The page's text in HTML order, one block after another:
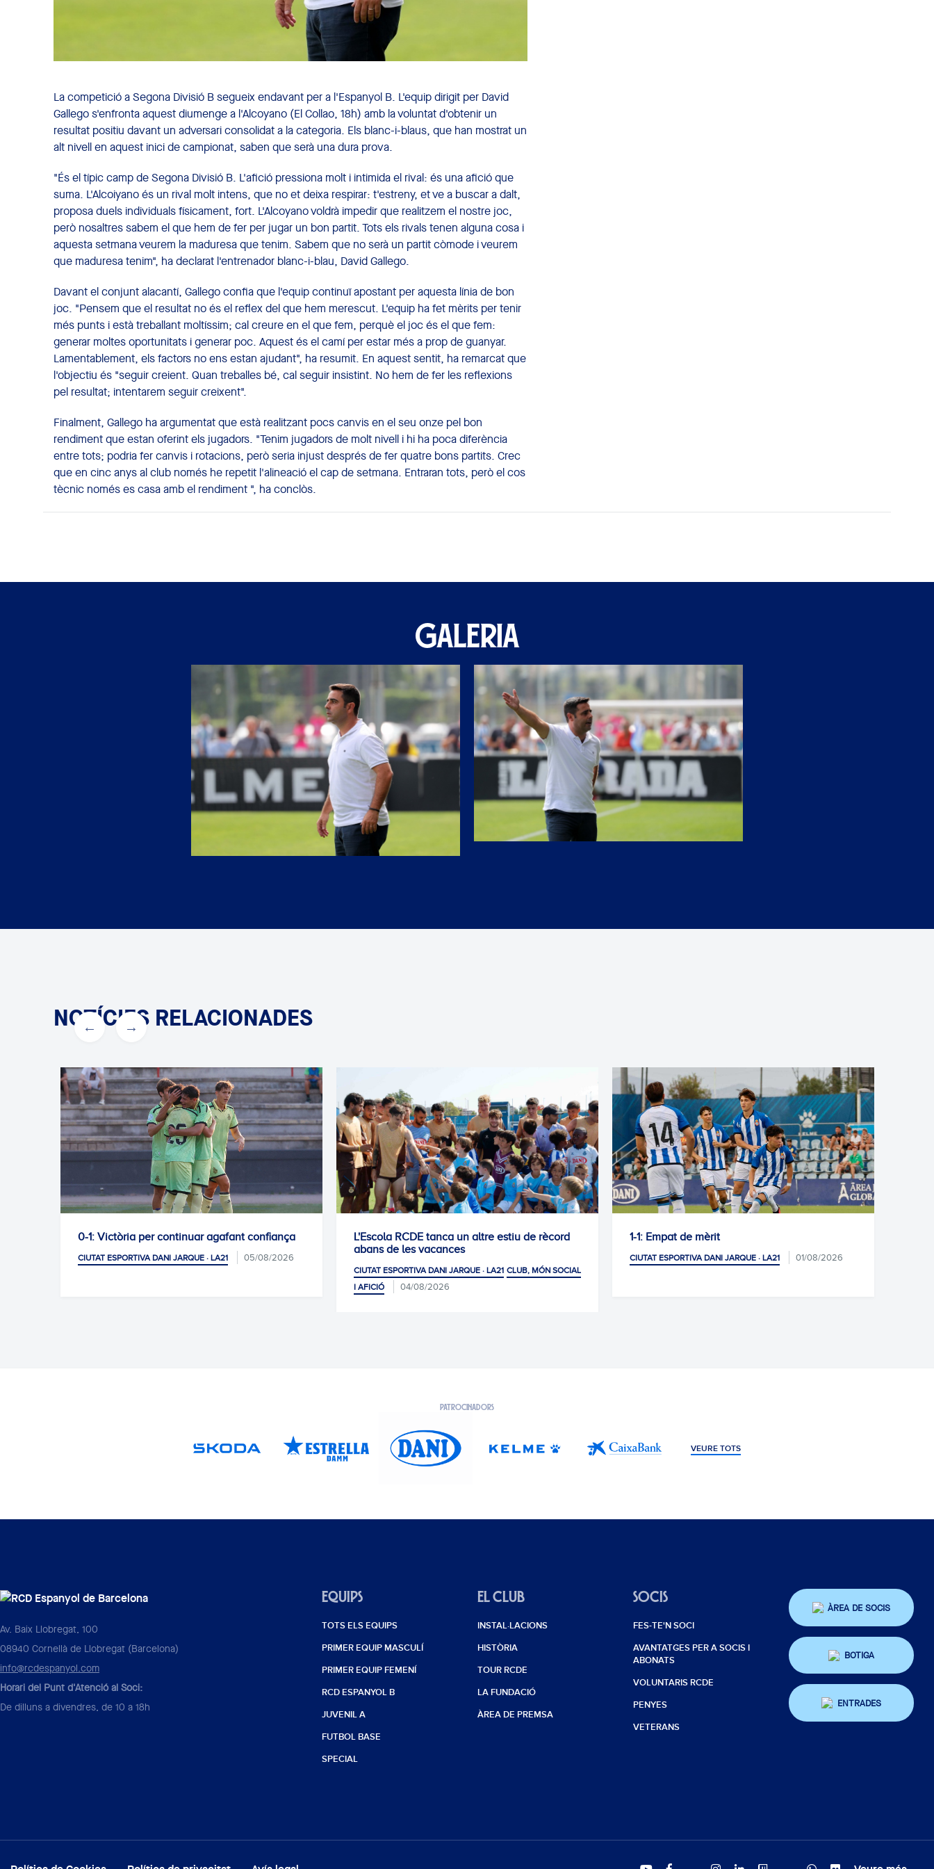
La competició a Segona Divisió B segueix endavant per a l'Espanyol B. L'equip dirigit per David
Gallego s'enfronta aquest diumenge a l'Alcoyano (El Collao, 18h) amb la voluntat d'obtenir un
resultat positiu davant un adversari consolidat a la categoria. Els blanc-i-blaus, que han mostrat un
alt nivell en aquest inici de campionat, saben que serà una dura prova.
"És el típic camp de Segona Divisió B. L'afició pressiona molt i intimida el rival: és una afició que
suma. L'Alcoiyano és un rival molt intens, que no et deixa respirar: t'estreny, et ve a buscar a dalt,
proposa duels individuals físicament, fort. L'Alcoyano voldrà impedir que realitzem el nostre joc,
però nosaltres sabem el que hem de fer per jugar un bon partit. Tots els rivals tenen alguna cosa i
aquesta setmana veurem la maduresa que tenim. Sabem que no serà un partit còmode i veurem
que maduresa tenim", ha declarat l'entrenador blanc-i-blau, David Gallego.
Davant el conjunt alacantí, Gallego confia que l'equip continuï apostant per aquesta línia de bon
joc. "Pensem que el resultat no és el reflex del que hem merescut. L'equip ha fet mèrits per tenir
més punts i està treballant moltíssim; cal creure en el que fem, perquè el joc és el que fem:
generar moltes oportunitats i generar poc. Aquest és el camí per estar més a prop de guanyar.
Lamentablement, els factors no ens estan ajudant", ha resumit. En aquest sentit, ha remarcat que
l'objectiu és "seguir creient. Quan treballes bé, cal seguir insistint. No hem de fer les reflexions
pel resultat; intentarem seguir creixent".
Finalment, Gallego ha argumentat que està realitzant pocs canvis en el seu onze pel bon
rendiment que estan oferint els jugadors. "Tenim jugadors de molt nivell i hi ha poca diferència
entre tots; podria fer canvis i rotacions, però seria injust després de fer quatre bons partits. Crec
que en cinc anys al club només he repetit l'alineació el cap de setmana. Entraran tots, però el cos
tècnic només es casa amb el rendiment ", ha conclòs.
GALERIA
NOTÍCIES RELACIONADES
per continuar agafant confiança
DANI JARQUE · LA21 05/08/2026
L'Escola RCDE tanca un altre estiu de rècord
abans de les vacances
CIUTAT ESPORTIVA DANI JARQUE · LA21 CLUB, MÓN SOCIAL
1-1: Empat de mèrit
CIUTAT ESPORTIVA DANI JARQUE · LA21 01/08/2026 CIUTAT ESPORTIVA DANI JARQUE · LA21
PATROCINADORS
VEURE TOTS
Av. Baix Llobregat, 100
08940 Cornellà de Llobregat (Barcelona)
info@rcdespanyol.com
Horari del Punt d'Atenció al Soci:
De dilluns a divendres, de 10 a 18h
EQUIPS
TOTS ELS EQUIPS
PRIMER EQUIP MASCULÍ
PRIMER EQUIP FEMENÍ
RCD ESPANYOL B
JUVENIL A
FUTBOL BASE
SPECIAL
EL CLUB
INSTAL·LACIONS
HISTÒRIA
TOUR RCDE
LA FUNDACIÓ
ÀREA DE PREMSA
SOCIS
FES-TE'N SOCI
AVANTATGES PER A SOCIS I
ABONATS
VOLUNTARIS RCDE
PENYES
VETERANS
ÀREA DE SOCIS
BOTIGA
ENTRADES